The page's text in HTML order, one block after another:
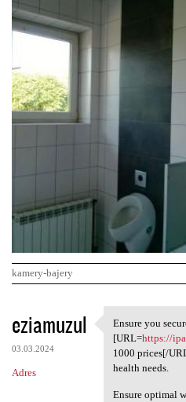
kamery-bajery
K
o
m
e
eziamuzul
03.03.2024
Adres
Ensure you
Ensure you
[URL=https://
1000 prices[/
health needs.
Ensure optimal